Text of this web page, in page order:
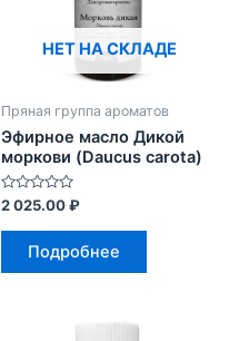
НЕТ НА СКЛАДЕ
Пряная группа ароматов
Эфирное масло Дикой
моркови (Daucus carota)
Оценка
из
2 025.00₽
Подробнее